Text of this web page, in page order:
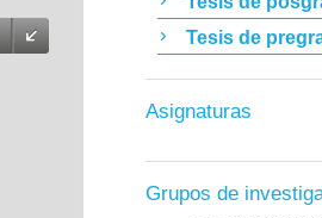
Tesis de
Asignaturas
Grupos de